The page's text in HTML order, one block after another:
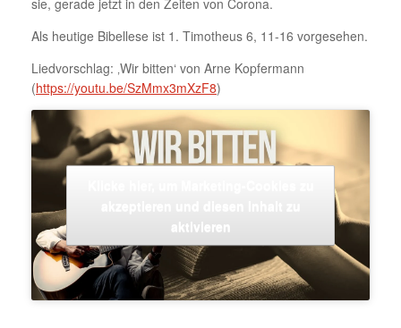
sie, gerade jetzt in den Zeiten von Corona.
Als heutige Bibellese ist 1. Timotheus 6, 11-16 vorgesehen.
Liedvorschlag: ‚Wir bitten‘ von Arne Kopfermann
(https://youtu.be/SzMmx3mXzF8)
aktivieren